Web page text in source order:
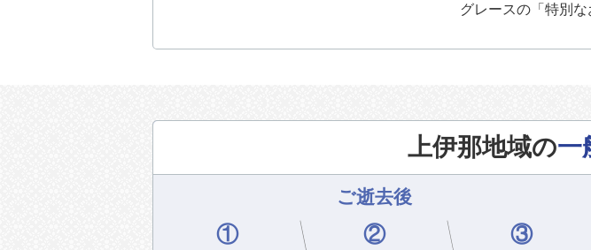
グレースの「特別
上伊那地域の一
ご逝去後
① ② ③